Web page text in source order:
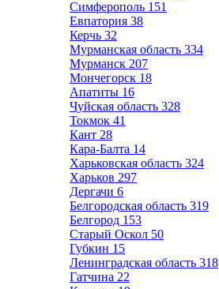
Симферополь 151
Евпатория 38
Керчь 32
Мурманская область 334
Мурманск 207
Мончегорск 18
Апатиты 16
Чуйская область 328
Токмок 41
Кант 28
Кара-Балта 14
Харьковская область 324
Харьков 297
Дергачи 6
Белгородская область 319
Белгород 153
Старый Оскол 50
Губкин 15
Ленинградская область 318
Гатчина 22